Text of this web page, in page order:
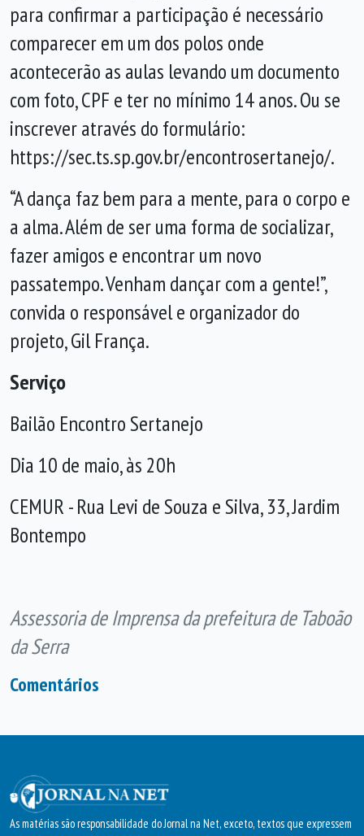
para confirmar a participação é necessário
comparecer em um dos polos onde
acontecerão as aulas levando um documento
com foto, CPF e ter no mínimo 14 anos.Ou se
inscrever através do formulário:
https://sec.ts.sp.gov.br/encontrosertanejo/.
“A dança faz bem para a mente, para o corpo e
a alma. Além de ser uma forma de socializar,
fazer amigos e encontrar um novo
passatempo. Venham dançar com a gente!”,
convida o responsável e organizador do
projeto, Gil França.
Serviço
Bailão Encontro Sertanejo
Dia 10 de maio, às 20h
CEMUR -Rua Levi de Souza e Silva, 33, Jardim
Bontempo
Assessoria de Imprensa da prefeitura de Taboão
da Serra
Comentários
As matérias são responsabilidade do Jornal na Net, exceto, textos que expressem